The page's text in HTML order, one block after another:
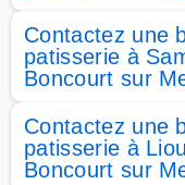
Contactez une
patisserie à
Boncourt sur
Contactez une
patisserie à
Boncourt sur